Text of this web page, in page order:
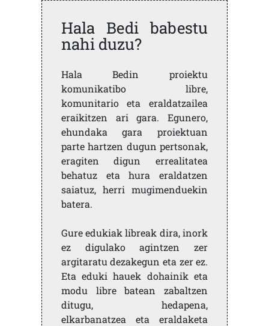
Hala Bedi babestu
nahi duzu?
Hala Bedin proiektu
komunikatibo libre,
komunitario eta eraldatzailea
eraikitzen ari gara. Egunero,
ehundaka gara proiektuan
parte hartzen dugun pertsonak,
eragiten digun errealitatea
behatuz eta hura eraldatzen
saiatuz, herri mugimenduekin
batera.
Gure edukiak libreak dira, inork
ez digulako agintzen zer
argitaratu dezakegun eta zer ez.
Eta eduki hauek dohainik eta
modu libre batean zabaltzen
ditugu, hedapena,
elkarbanatzea eta eraldaketa